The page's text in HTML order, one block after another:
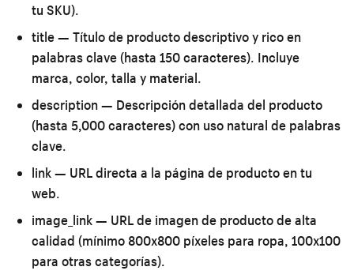
tu SKU).
title— Título de producto descriptivo y rico en
palabras clave (hasta 150 caracteres). Incluye
marca, color, talla y material.
description— Descripción detallada del producto
(hasta 5,000 caracteres) con uso natural de palabras
clave.
link— URL directa a la página de producto en tu
web.
image_link— URL de imagen de producto de alta
calidad (mínimo 800x800 píxeles para ropa, 100x100
para otras categorías).